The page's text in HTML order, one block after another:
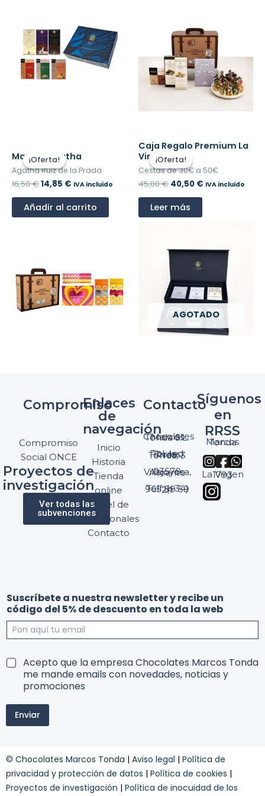
¡Oferta!
¡Oferta!
Maletín Agatha
Agatha Ruiz de la Prada
16,50€
precio
original
era:
16,50 €.
14,85 €
precio
es:
14,85 €.
IVA incluido
Añadir al carrito
¡Oferta!
AGOTADO
¡Oferta!
Caja Regalo Premium La
Virgen 1793
Cestas de 30€ a 50€
45,00€
El
precio
original
era:
45,00 €.
40,50 €
El
es:
40,50 €.
IVA incluido
Leer más
Compromiso
Compromiso
Social ONCE
Proyectos de
investigación
Ver todas las
subvenciones
Enlaces
de
navegación
Inicio
Historia
Tienda
online
Panel de
profesionales
Contacto
Contacto
Chocolates Marcos Tonda S.L.
Pol. Ind. Torres, Ptda. Torres, 3
03570 Villajoyosa, Alicante
Telf: (+34) 965 89 59 24
Síguenos
en
RRSS
Marcos Tonda
La Virgen 1793
Suscríbete a nuestra newsletter y recibe un
código del 5% de descuento en toda la web
e
n
e
s
c
u
e
e
5
%
w
e
T
i
o
c
o
n
Acepto que la empresa Chocolates Marcos Tonda
me mande emails con novedades, noticias y
promociones
Enviar
© Chocolates Marcos Tonda | Aviso legal | Política de
privacidad y protección de datos | Política de cookies |
Proyectos de investigación | Política de inocuidad de los